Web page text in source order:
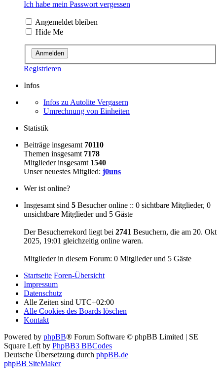
Ich habe mein Passwort vergessen
Angemeldet bleiben
Hide Me
Registrieren
Infos
Infos zu Autolite Vergasern
Umrechnung von Einheiten
Statistik
Beiträge insgesamt 70110
Themen insgesamt 7178
Mitglieder insgesamt 1540
Unser neuestes Mitglied: j0uns
Wer ist online?
Insgesamt sind 5 Besucher online :: 0 sichtbare Mitglieder, 0
unsichtbare Mitglieder und 5 Gäste
Der Besucherrekord liegt bei 2741 Besuchern, die am 20. Okt
2025, 19:01 gleichzeitig online waren.
Mitglieder in diesem Forum: 0 Mitglieder und 5 Gäste
Startseite Foren-Übersicht
Impressum
Datenschutz
Alle Zeiten sind UTC+02:00
Alle Cookies des Boards löschen
Kontakt
Powered by phpBB® Forum Software © phpBB Limited | SE
Square Left by PhpBB3 BBCodes
Deutsche Übersetzung durch phpBB.de
phpBB SiteMaker